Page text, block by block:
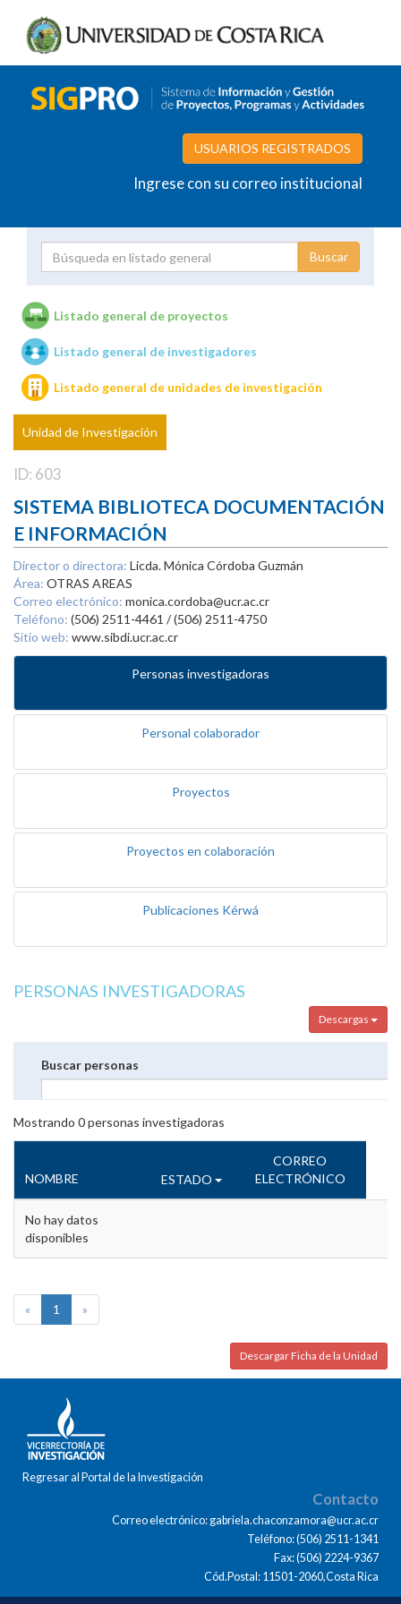
USUARIOS REGISTRADOS
Ingrese con su correo institucional
Unidades de investigación
Listado general de proyectos
Listado general de investigadores
Listado general de unidades de investigación
Unidad de Investigación
ID: 603
SISTEMA BIBLIOTECA DOCUMENTACIÓN
E INFORMACIÓN
Director o directora: Licda. Mónica Córdoba Guzmán
Área: OTRAS AREAS
Correo electrónico: monica.cordoba@ucr.ac.cr
Teléfono: (506) 2511-4461 / (506) 2511-4750
Sitio web: www.sibdi.ucr.ac.cr
Personas investigadoras
Personal colaborador
Proyectos
Proyectos en colaboración
Publicaciones Kérwá
PERSONAS INVESTIGADORAS
Descargas
Buscar personas
Mostrando 0personas investigadoras
NOMBRE ESTADO
CORREO
ELECTRÓNICO
No hay datos
disponibles
« 1 »
Descargar Ficha de la Unidad
Regresar al Portal de la Investigación
Contacto
Correo electrónico: gabriela.chaconzamora@ucr.ac.cr
Teléfono: (506) 2511-1341
Fax: (506) 2224-9367
Cód.Postal: 11501-2060,Costa Rica